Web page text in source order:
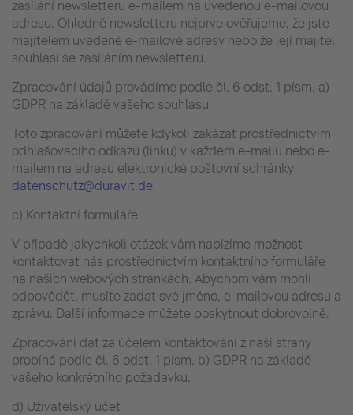
zasílání newsletteru e-mailem na uvedenou e-mailovou
adresu. Ohledně newsletteru nejprve ověřujeme, že jste
majitelem uvedené e-mailové adresy nebo že její majitel
souhlasí se zasíláním newsletteru.
Zpracování údajů provádíme podle čl. 6 odst. 1 písm. a)
GDPR na základě vašeho souhlasu.
Toto zpracování můžete kdykoli zakázat prostřednictvím
odhlašovacího odkazu (linku) v každém e-mailu nebo e-
mailem na adresu elektronické poštovní schránky
datenschutz@duravit.de.
c) Kontaktní formuláře
V případě jakýchkoli otázek vám nabízíme možnost
kontaktovat nás prostřednictvím kontaktního formuláře
na našich webových stránkách. Abychom vám mohli
odpovědět, musíte zadat své jméno, e-mailovou adresu a
zprávu. Další informace můžete poskytnout dobrovolně.
Zpracování dat za účelem kontaktování z naší strany
probíhá podle čl. 6 odst. 1 písm. b) GDPR na základě
vašeho konkrétního požadavku.
d) Uživatelský účet